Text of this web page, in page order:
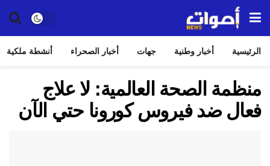
الرئيسية أخبار وطنية جهات أخبار الصحراء أنشطة ملكية
منظمة الصحة العالمية: لا علاج
فعال ضد فيروس كورونا حتي الآن